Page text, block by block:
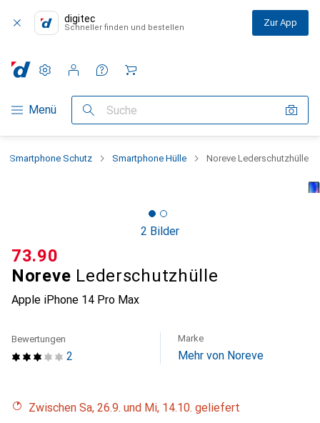
digitec
Schneller finden und bestellen Zur App
Navigation nach Kategorien
Menü Suche
Einstellungen
Kundenkonto
Vergleichslisten
Merklisten
Warenkorb
Smartphone Schutz Smartphone Hülle Noreve Lederschutzhülle
2 Bilder
Noreve Lederschutzhülle
Apple iPhone 14 Pro Max
CHF
73.90
2
Bewertungen Marke
Mehr von Noreve
Zwischen Sa, 26.9. und Mi, 14.10. geliefert